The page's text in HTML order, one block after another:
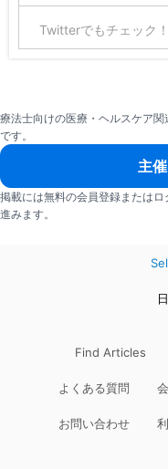
Twitterでもチェック！
療法士向けの医療・ヘルスケア
です。
主
掲載には無料の会員登録または
進みます。
Find Articles
よくある質問
お問い合わせ